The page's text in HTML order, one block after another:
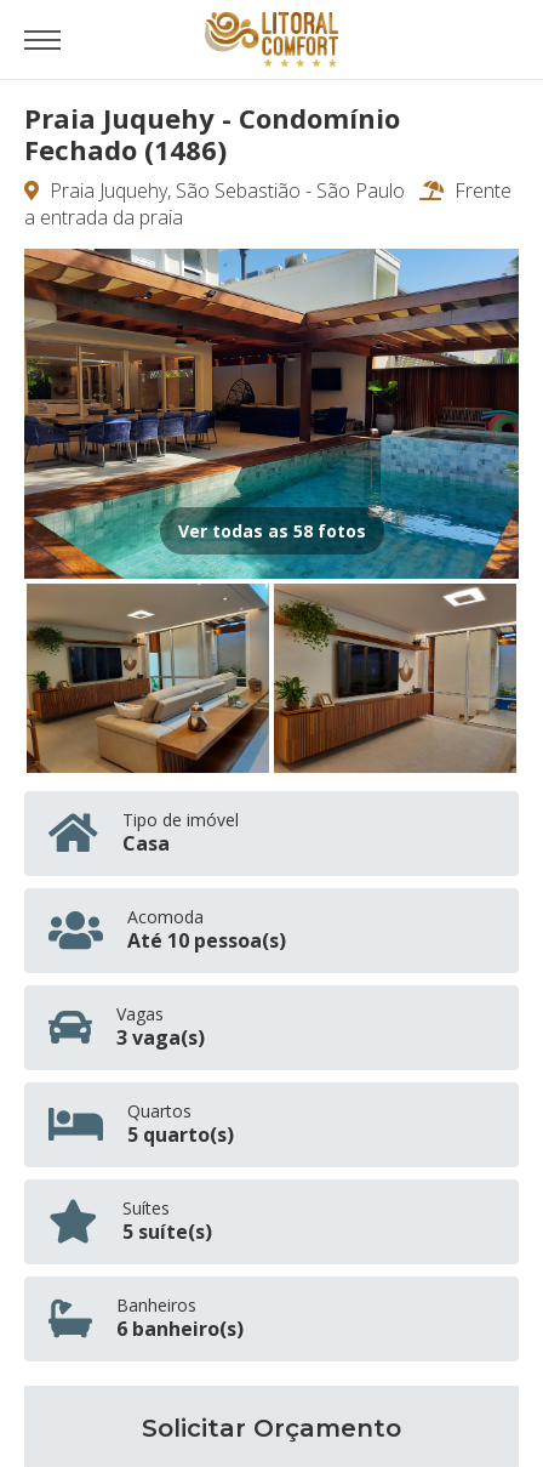
Praia Juquehy - Condomínio
Fechado (1486)
Praia Juquehy, São Sebastião - São Paulo
Frente
a entrada da praia
Ver todas as 58 fotos
Tipo de imóvel
Casa
Acomoda
Até 10 pessoa(s)
Vagas
3 vaga(s)
Quartos
5 quarto(s)
Suítes
5 suíte(s)
Banheiros
6 banheiro(s)
Solicitar Orçamento